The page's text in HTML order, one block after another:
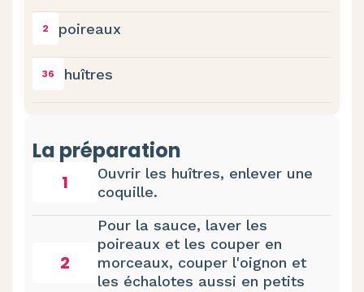
2 poireaux
36 huîtres
La préparation
1
Ouvrir les huîtres, enlever une
coquille.
2
Pour la sauce, laver les
poireaux et les couper en
morceaux, couper l'oignon et
les échalotes aussi en petits